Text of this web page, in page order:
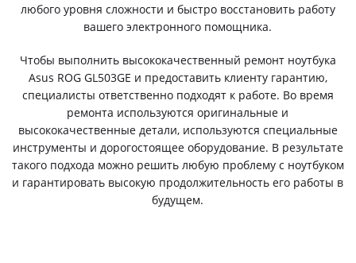
любого уровня сложности и быстро восстановить работу
вашего электронного помощника.
Чтобы выполнить высококачественный ремонт ноутбука
Asus ROG GL503GE и предоставить клиенту гарантию,
специалисты ответственно подходят к работе. Во время
ремонта используются оригинальные и
высококачественные детали, используются специальные
инструменты и дорогостоящее оборудование. В результате
такого подхода можно решить любую проблему с ноутбуком
и гарантировать высокую продолжительность его работы в
будущем.